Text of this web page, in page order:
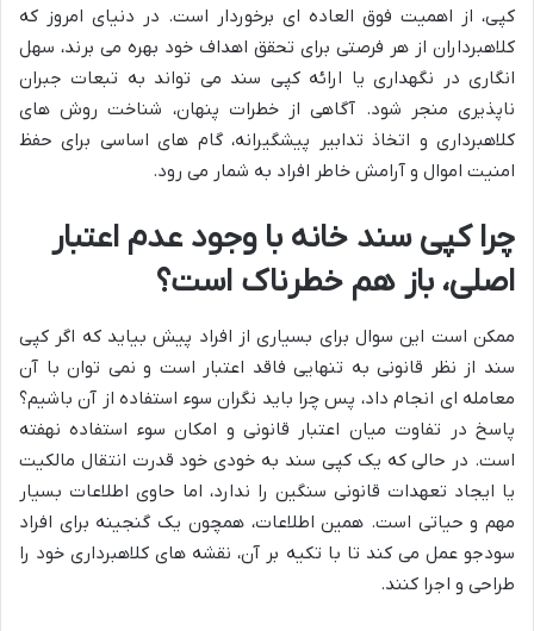
کپی، از اهمیت فوق العاده ای برخوردار است. در دنیای امروز که
کلاهبرداران از هر فرصتی برای تحقق اهداف خود بهره می برند، سهل
انگاری در نگهداری یا ارائه کپی سند می تواند به تبعات جبران
ناپذیری منجر شود. آگاهی از خطرات پنهان، شناخت روش های
کلاهبرداری و اتخاذ تدابیر پیشگیرانه، گام های اساسی برای حفظ
امنیت اموال و آرامش خاطر افراد به شمار می رود.
چرا کپی سند خانه با وجود عدم اعتبار
اصلی، باز هم خطرناک است؟
ممکن است این سوال برای بسیاری از افراد پیش بیاید که اگر کپی
سند از نظر قانونی به تنهایی فاقد اعتبار است و نمی توان با آن
معامله ای انجام داد، پس چرا باید نگران سوء استفاده از آن باشیم؟
پاسخ در تفاوت میان اعتبار قانونی و امکان سوء استفاده نهفته
است. در حالی که یک کپی سند به خودی خود قدرت انتقال مالکیت
یا ایجاد تعهدات قانونی سنگین را ندارد، اما حاوی اطلاعات بسیار
مهم و حیاتی است. همین اطلاعات، همچون یک گنجینه برای افراد
سودجو عمل می کند تا با تکیه بر آن، نقشه های کلاهبرداری خود را
طراحی و اجرا کنند.